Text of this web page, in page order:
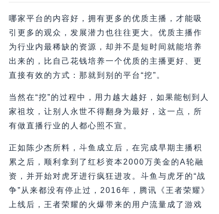
哪家平台的内容好，拥有更多的优质主播，才能吸
引更多的观众，发展潜力也往往更大。优质主播作
为行业内最稀缺的资源，却并不是短时间就能培养
出来的，比自己花钱培养一个优质的主播更好、更
直接有效的方式：那就到别的平台“挖”。
当然在“挖”的过程中，用力越大越好，如果能刨到人
家祖坟，让别人永世不得翻身为最好，这一点，所
有做直播行业的人都心照不宣。
正如陈少杰所料，斗鱼成立后，在完成早期主播积
累之后，顺利拿到了红杉资本2000万美金的A轮融
资，并开始对虎牙进行疯狂进攻。斗鱼与虎牙的“战
争”从来都没有停止过，2016年，腾讯《王者荣耀》
上线后，王者荣耀的火爆带来的用户流量成了游戏